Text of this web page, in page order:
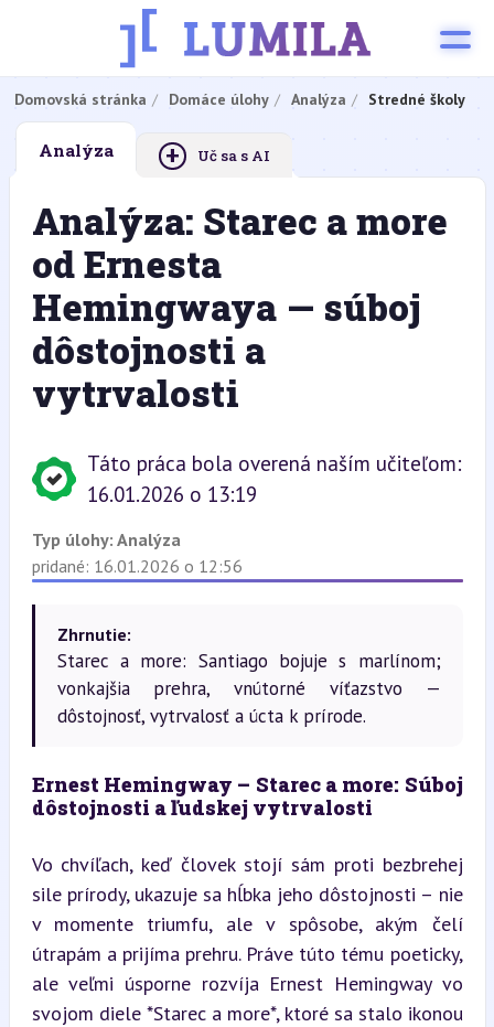
Domovská stránka Domáce úlohy Analýza Stredné školy
Analýza + Uč sa s AI
Analýza: Starec a more
od Ernesta
Hemingwaya — súboj
dôstojnosti a
vytrvalosti
Táto práca bola overená naším učiteľom:
16.01.2026 o 13:19
Typ úlohy: Analýza
pridané: 16.01.2026 o 12:56
Zhrnutie:
Starec a more: Santiago bojuje s marlínom;
vonkajšia prehra, vnútorné víťazstvo —
dôstojnosť, vytrvalosť a úcta k prírode.
Ernest Hemingway – Starec a more: Súboj
dôstojnosti a ľudskej vytrvalosti
Vo chvíľach, keď človek stojí sám proti bezbrehej
sile prírody, ukazuje sa hĺbka jeho dôstojnosti – nie
v momente triumfu, ale v spôsobe, akým čelí
útrapám a prijíma prehru. Práve túto tému poeticky,
ale veľmi úsporne rozvíja Ernest Hemingway vo
svojom diele *Starec a more*, ktoré sa stalo ikonou